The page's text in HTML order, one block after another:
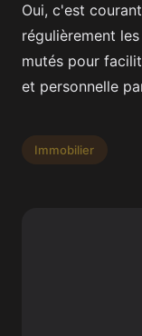
Oui, c'est
régulièrement les
mutés pour
et personnelle
Immobilier